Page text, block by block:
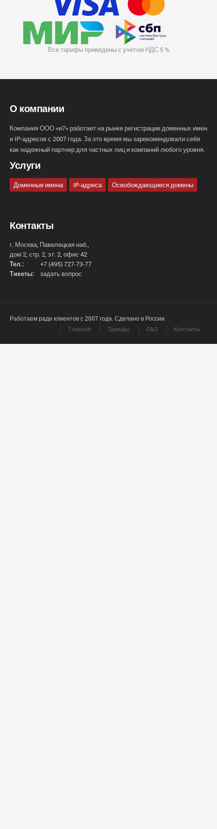
Все тарифы приведены с учетом НДС 5 %
О компании
Компания ООО «и7» работает на рынке регистрации доменных имен
и IP-адресов с 2007 года. За это время мы зарекомендовали себя
как надежный партнер для частных лиц и компаний любого уровня.
Услуги
Доменные имена IP-адреса Освобождающиеся домены
Контакты
г. Москва, Павелецкая наб.,
дом 2, стр. 2, эт. 2, офис 42
Тел.:
+7 (495) 727-73-77
Тикеты:
задать вопрос
Работаем ради клиентов с 2007 года. Сделано в России.
Главная
Тарифы FAQ Контакты